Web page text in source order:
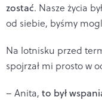
zostać. Nasze życia
od siebie, byśmy
Na lotnisku przed
spojrzał mi prosto w
– Anita, to był